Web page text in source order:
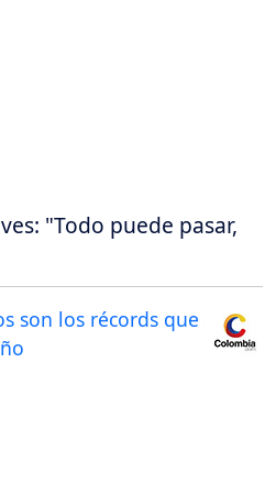
"Todo puede pasar,